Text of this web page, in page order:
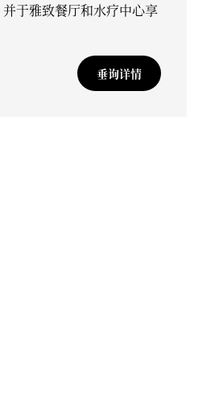
于雅致餐厅和水疗中心享
垂询详情